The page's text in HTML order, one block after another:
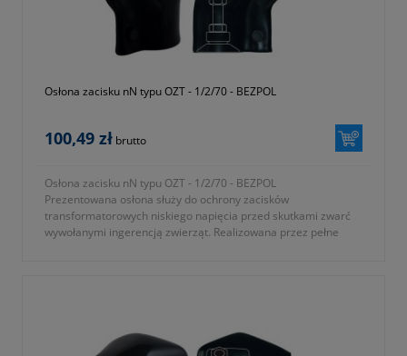
Osłona zacisku nN typu OZT - 1/2/70 - BEZPOL
100,49 zł brutto
Osłona zacisku nN typu OZT - 1/2/70 - BEZPOL
Prezentowana osłona służy do ochrony zacisków
transformatorowych niskiego napięcia przed skutkami zwarć
wywołanymi ingerencją zwierząt. Realizowana przez pełne
- okres gwarancji 12 miesięcy (lub dłużej zgodnie z wytycznymi
producenta)